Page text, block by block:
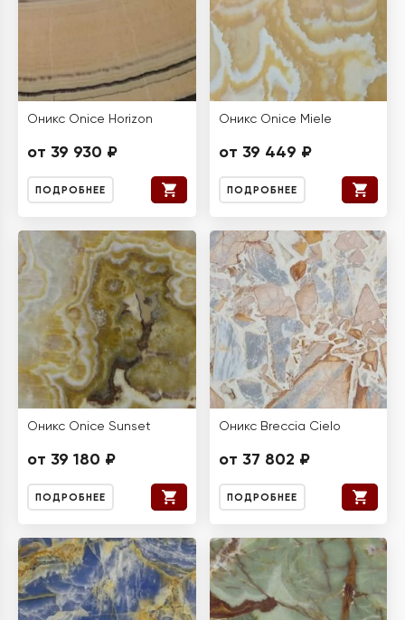
Оникс Onice Horizon
от 39 930 ₽
ПОДРОБНЕЕ
Оникс Onice Miele
от 39 449 ₽
ПОДРОБНЕЕ
Оникс Onice Sunset
от 39 180 ₽
ПОДРОБНЕЕ
Оникс Breccia Cielo
от 37 802 ₽
ПОДРОБНЕЕ